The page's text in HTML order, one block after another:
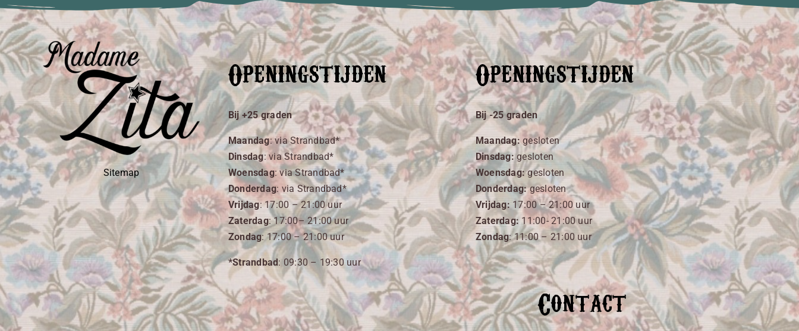
Sitemap
Openingstijden
Bij +25 graden
Maandag:via Strandbad*
Dinsdag:via Strandbad*
Woensdag:via Strandbad*
Donderdag: via Strandbad*
Vrijdag: 17:00 – 21:00 uur
Zaterdag: 17:00– 21:00 uur
Zondag: 17:00– 21:00 uur
*Strandbad : 09:30 – 19:30 uur
Openingstijden
Bij -25 graden
Maandag: gesloten
Dinsdag:gesloten
Woensdag:gesloten
Donderdag:gesloten
Vrijdag: 17:00 – 21:00 uur
Zaterdag: 11:00- 21:00 uur
Zondag: 11:00 – 21:00 uur
Contact